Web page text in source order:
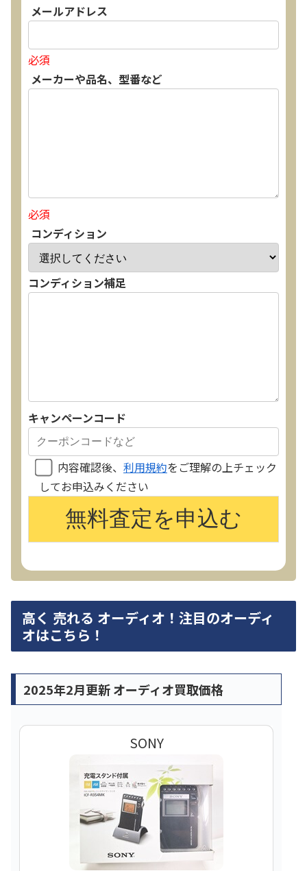
メールアドレス
必須
メーカーや品名、型番など
必須
コンディション
コンディション補足
キャンペーンコード
内容確認後、 利用規約をご理解の上チェック
してお申込みください
高く 売れる オーディオ！注目のオーディ
オはこちら！
2025年2月更新 オーディオ買取価格
SONY